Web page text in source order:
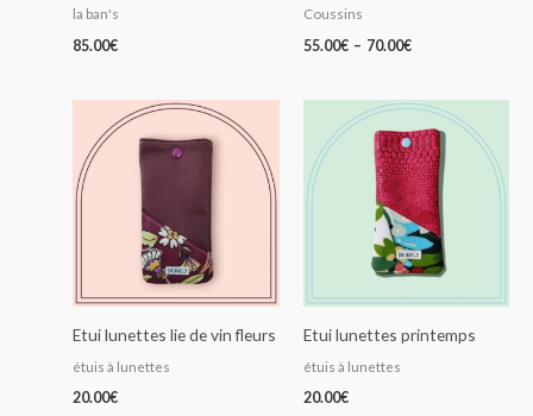
la ban's
85.00€
Coussins
55.00€ – 70.00€
Etui lunettes lie de vin fleurs
étuis à lunettes
20.00€
Etui lunettes printemps
étuis à lunettes
20.00€